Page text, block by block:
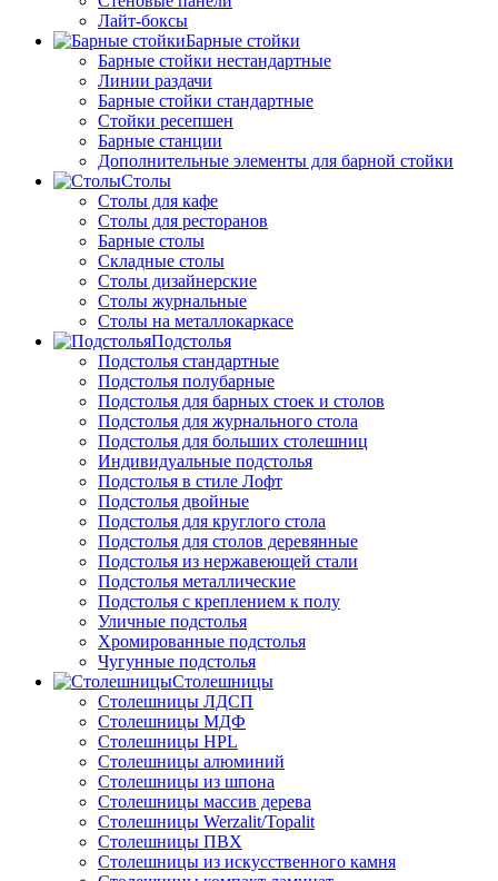
Лайт-боксы
Барные стойки
Барные стойки нестандартные
Линии раздачи
Барные стойки стандартные
Стойки ресепшен
Барные станции
Дополнительные элементы для барной стойки
Столы
Столы для кафе
Столы для ресторанов
Барные столы
Складные столы
Столы дизайнерские
Столы журнальные
Столы на металлокаркасе
Подстолья
Подстолья стандартные
Подстолья полубарные
Подстолья для барных стоек и столов
Подстолья для журнального стола
Подстолья для больших столешниц
Индивидуальные подстолья
Подстолья в стиле Лофт
Подстолья двойные
Подстолья для круглого стола
Подстолья для столов деревянные
Подстолья из нержавеющей стали
Подстолья металлические
Подстолья с креплением к полу
Уличные подстолья
Хромированные подстолья
Чугунные подстолья
Столешницы
Столешницы ЛДСП
Столешницы МДФ
Столешницы HPL
Столешницы алюминий
Столешницы из шпона
Столешницы массив дерева
Столешницы Werzalit/Topalit
Столешницы ПВХ
Столешницы из искусственного камня